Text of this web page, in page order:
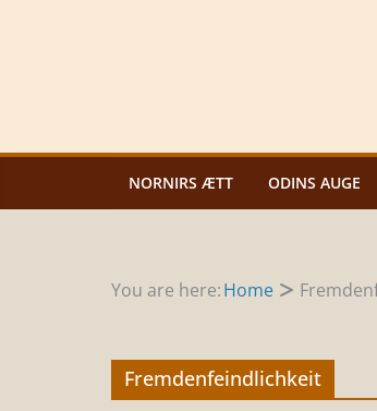
NORNIRS ÆTT ODINS AUGE
You are here:Home
Fremdenfeindlichkeit